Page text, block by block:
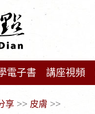
電子書 講座視頻
享 >> 皮膚 >>